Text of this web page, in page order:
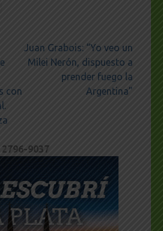
con
Juan Grabois: “Yo veo un
Milei Nerón, dispuesto a
prender fuego la
Argentina”
9037